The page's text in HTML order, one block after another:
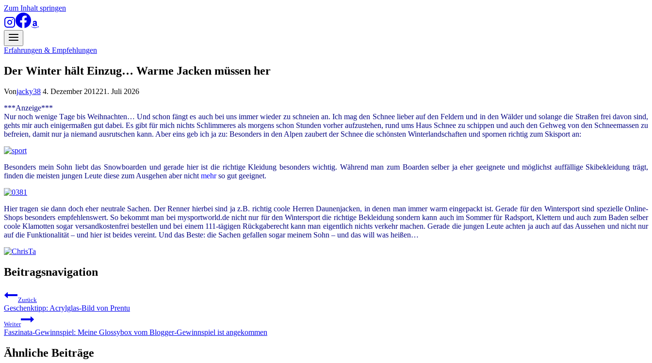
Zum Inhalt springen
Erfahrungen & Empfehlungen
Der Winter hält Einzug… Warme Jacken müssen her
Vonjacky38 4. Dezember 201221. Juli 2026
***Anzeige***
Nur noch wenige Tage bis Weihnachten… Und schon fängt es auch bei uns immer wieder zu schneien an. Ich mag den Schnee lieber auf den Feldern und in den Wälder und solange die Straßen frei davon sind,
gehts mir auch einigermaßen gut dabei. Es gibt für mich nichts Schlimmeres als morgens schon Stunden vorher aufzustehen, rund ums Haus Schnee zu schippen und auch den Gehweg von den Schneemassen zu
befreien, damit nur ja niemand ausrutschen kann. Aber eins geb ich ja zu: Besonders in den Alpen zaubert der Schnee die schönsten Winterlandschaften und spornen richtig zum Skisport an:
Besonders mein Sohn liebt das Snowboarden und gerade hier ist die richtige Kleidung besonders wichtig. Während man zum Boarden selber ja eher geeignete und möglichst auffällige Skibekleidung trägt,
finden die meisten jungen Leute diese zum Ausgehen aber nicht mehrso gut geeignet.
Hier tragen sie dann doch eher neutrale Sachen. Der Renner hierbei sind ja z.B. richtig coole Herren Daunenjacken, in denen man immer warm eingepackt ist. Gerade für den Wintersport sind spezielle Online-
Shops besonders empfehlenswert. So bekommt man bei mysportworld.de nicht nur für den Wintersport die richtige Bekleidung sondern kann auch im Sommer für Radsport, Klettern und auch zum Baden selber
coole Klamotten sogar versandkostenfrei bestellen und bei einem 111-tägigen Rückgaberecht kann man eigentlich nichts verkehr machen.Gerade die jungen Leute achten ja auch auf das Aussehen und nicht nur
auf die Funktionalität – und hier ist beides vereint. Und das Beste: die Sachen gefallen sogar meinem Sohn – und das will was heißen…
Beitragsnavigation
Zurück
Geschenktipp: Acrylglas-Bild von Prentu
Weiter
Faszinata-Gewinnspiel: Meine Glossybox vom Blogger-Gewinnspiel ist angekommen
Ähnliche Beiträge